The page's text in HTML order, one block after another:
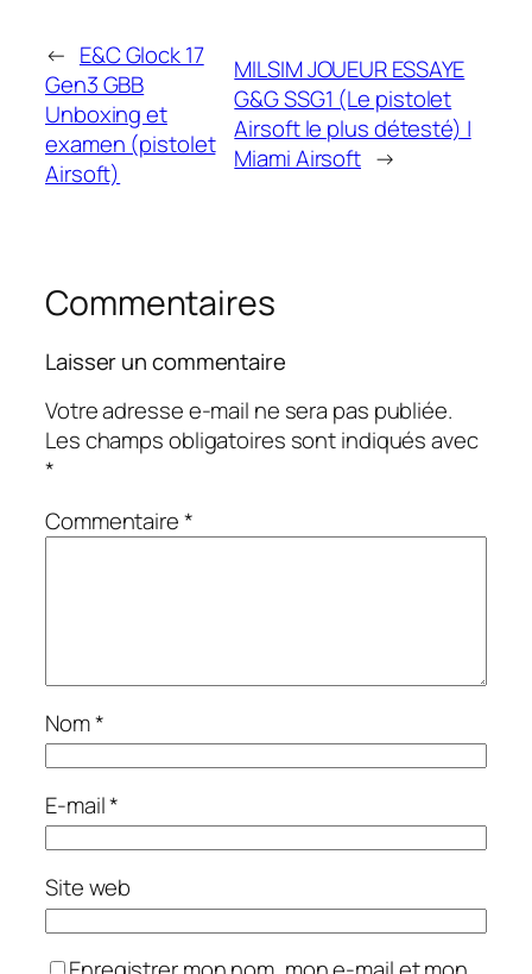
← E&C Glock 17
Gen3 GBB
Unboxing et
examen (pistolet
Airsoft)
MILSIM JOUEUR ESSAYE
G&G SSG1 (Le pistolet
Airsoft le plus détesté) |
Miami Airsoft →
Commentaires
Laisser un commentaire
Votre adresse e-mail ne sera pas publiée.
Les champs obligatoires sont indiqués avec
*
Commentaire*
Nom*
E-mail*
Site web